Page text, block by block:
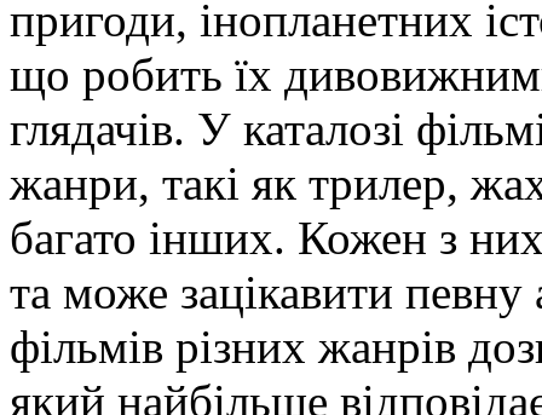
пригоди, інопланетних
що робить їх
глядачів. У каталозі
жанри, такі як трилер,
багато інших. Кожен з них
та може зацікавити
фільмів різних жанрів
який найбільше